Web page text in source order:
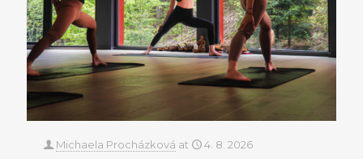
Michaela Procházková at 4. 8. 2026